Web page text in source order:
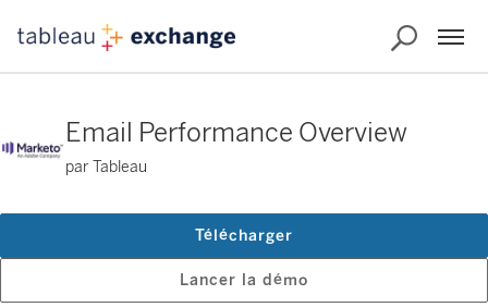
Email Performance Overview
par Tableau
Lancer la démo
Télécharger